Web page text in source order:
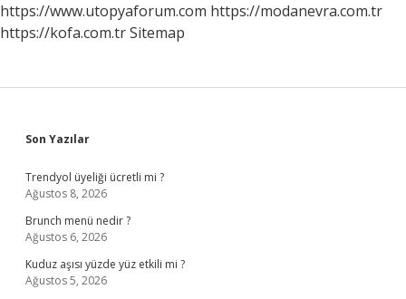
https://www.utopyaforum.com https://modanevra.com.tr
https://kofa.com.trSitemap
Sidebar
Son Yazılar
Trendyol üyeliği ücretli mi ?
Ağustos 8, 2026
Brunch menü nedir ?
Ağustos 6, 2026
Kuduz aşısı yüzde yüz etkili mi ?
Ağustos 5, 2026